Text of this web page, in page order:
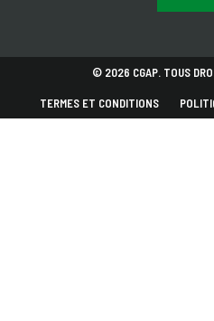
© 2026 CGAP. TOUS
TERMES ET CONDITIONS